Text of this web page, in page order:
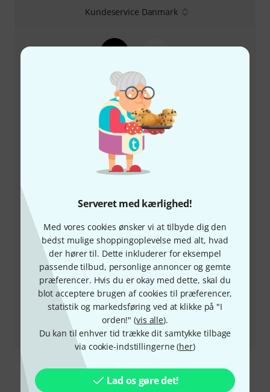
Serveret med kærlighed!
Med vores cookies ønsker vi at tilbyde dig den
bedst mulige shoppingoplevelse med alt, hvad
der hører til. Dette inkluderer for eksempel
passende tilbud, personlige annoncer og gemte
præferencer. Hvis du er okay med dette, skal du
blot acceptere brugen af cookies til præferencer,
statistik og markedsføring ved at klikke på "I
orden!" (vis alle).
Du kan til enhver tid trække dit samtykke tilbage
via cookie-indstillingerne (her)
Lad os gøre det!
Kundeservice Danmark
+45-78150202
Vores kundeservice står klar til at hjælpe, hvis du har
spørgsmål eller problemer efter dit køb.
Hav dit kundenummer parat
sommertid)
Aftal opringning
Flere kontaktmuligheder
Returvare
All kontakter